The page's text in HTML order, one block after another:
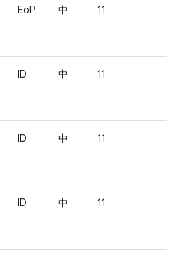
EoP 中 11
ID 中 11
ID 中 11
ID 中 11